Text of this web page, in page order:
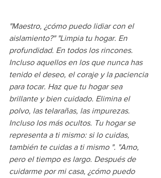
"Maestro, ¿cómo puedo lidiar con el
aislamiento?" "Limpia tu hogar. En
profundidad. En todos los rincones.
Incluso aquellos en los que nunca has
tenido el deseo, el coraje y la paciencia
para tocar. Haz que tu hogar sea
brillante y bien cuidado. Elimina el
polvo, las telarañas, las impurezas.
Incluso los más ocultos. Tu hogar se
representa a ti mismo: si lo cuidas,
también te cuidas a ti mismo ". "Amo,
pero el tiempo es largo. Después de
cuidarme por mi casa, ¿cómo puedo